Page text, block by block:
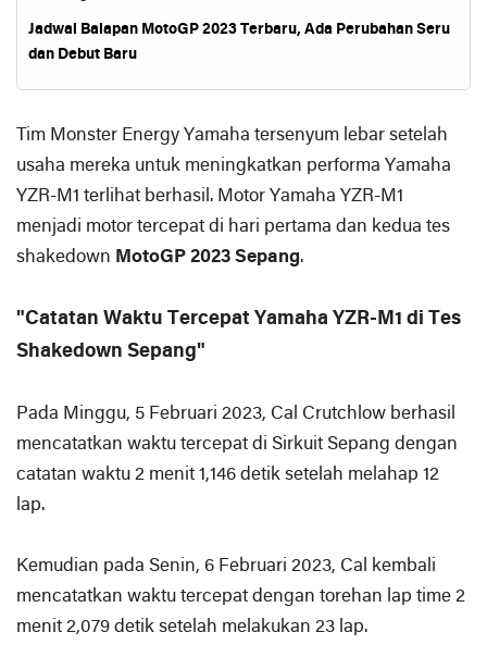
Jadwal Balapan MotoGP 2023 Terbaru, Ada Perubahan Seru
dan Debut Baru
Tim Monster Energy Yamaha tersenyum lebar setelah
usaha mereka untuk meningkatkan performa Yamaha
YZR-M1 terlihat berhasil. Motor Yamaha YZR-M1
menjadi motor tercepat di hari pertama dan kedua tes
shakedown MotoGP 2023 Sepang.
"Catatan Waktu Tercepat Yamaha YZR-M1 di Tes
Shakedown Sepang"
Pada Minggu, 5 Februari 2023, Cal Crutchlow berhasil
mencatatkan waktu tercepat di Sirkuit Sepang dengan
catatan waktu 2 menit 1,146 detik setelah melahap 12
lap.
Kemudian pada Senin, 6 Februari 2023, Cal kembali
mencatatkan waktu tercepat dengan torehan lap time 2
menit 2,079 detik setelah melakukan 23 lap.